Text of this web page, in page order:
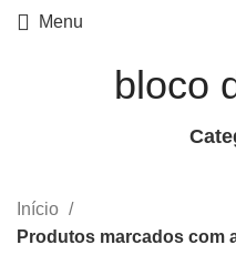
Menu
bloco
Início
Produtos marcados com